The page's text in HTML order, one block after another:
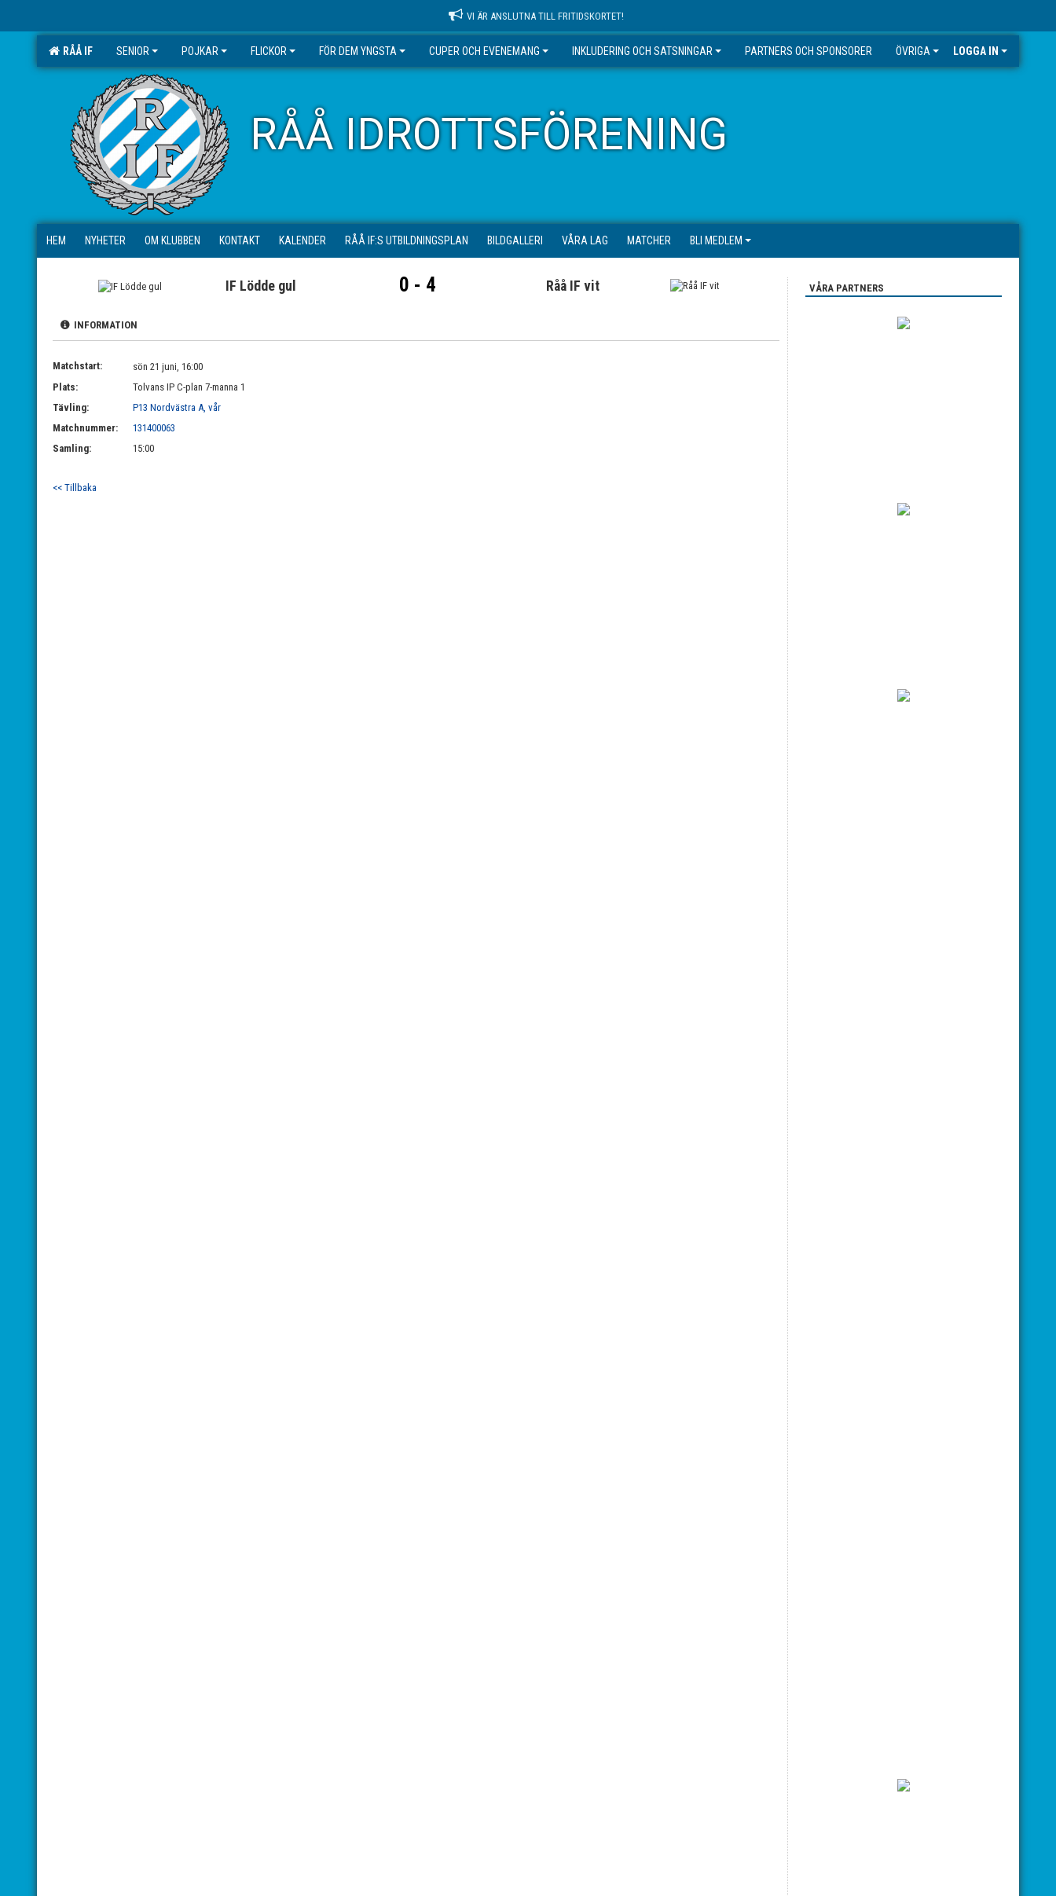
VI ÄR ANSLUTNA TILL FRITIDSKORTET!
RÅÅ IF SENIOR POJKAR FLICKOR FÖR DEM YNGSTA CUPER OCH EVENEMANG INKLUDERING OCH SATSNINGAR PARTNERS OCH SPONSORER ÖVRIGA LOGGA IN
RÅÅ IDROTTSFÖRENING
HEM NYHETER OM KLUBBEN KONTAKT KALENDER RÅÅ IF:S UTBILDNINGSPLAN BILDGALLERI VÅRA LAG MATCHER BLI MEDLEM
IF Lödde gul 0 - 4 Råå IF vit
INFORMATION
Matchstart:
sön 21 juni, 16:00
Plats:
Tolvans IP C-plan 7-manna 1
Tävling:
P13 Nordvästra A, vår
Matchnummer:
131400063
Samling:
15:00
<< Tillbaka
VÅRA PARTNERS